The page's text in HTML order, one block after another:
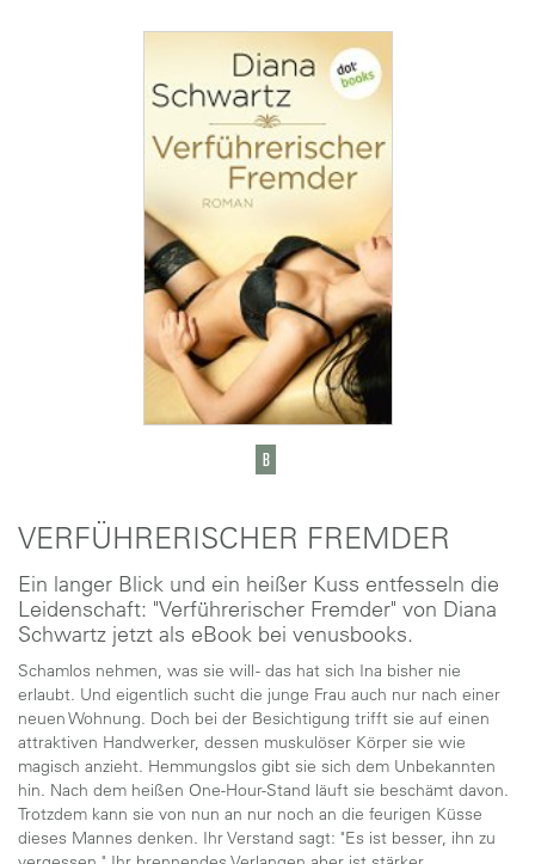
VERFÜHRERISCHER FREMDER
Ein langer Blick und ein heißer Kuss entfesseln die
Leidenschaft: "Verführerischer Fremder" von Diana
Schwartz jetzt als eBook bei venusbooks.
Schamlos nehmen, was sie will - das hat sich Ina bisher nie
erlaubt. Und eigentlich sucht die junge Frau auch nur nach einer
neuen Wohnung. Doch bei der Besichtigung trifft sie auf einen
attraktiven Handwerker, dessen muskulöser Körper sie wie
magisch anzieht. Hemmungslos gibt sie sich dem Unbekannten
hin. Nach dem heißen One-Hour-Stand läuft sie beschämt davon.
Trotzdem kann sie von nun an nur noch an die feurigen Küsse
dieses Mannes denken. Ihr Verstand sagt: "Es ist besser, ihn zu